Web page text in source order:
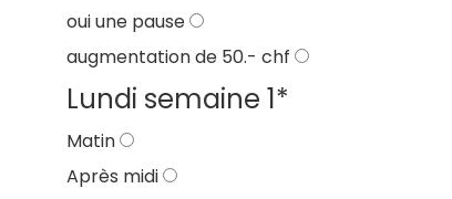
oui une pause
augmentation de 50.- chf
Lundi semaine 1*
Matin
Après midi